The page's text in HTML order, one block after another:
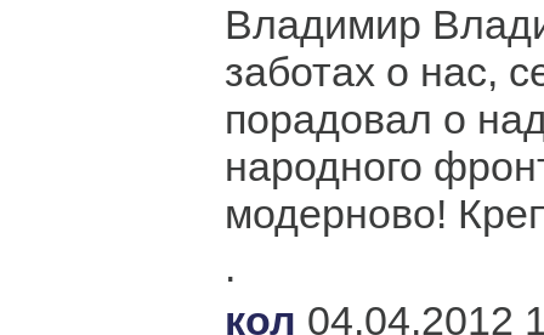
Владимир
заботах о нас,
порадовал о
народного
модерново!
.
кол 04.04.2012